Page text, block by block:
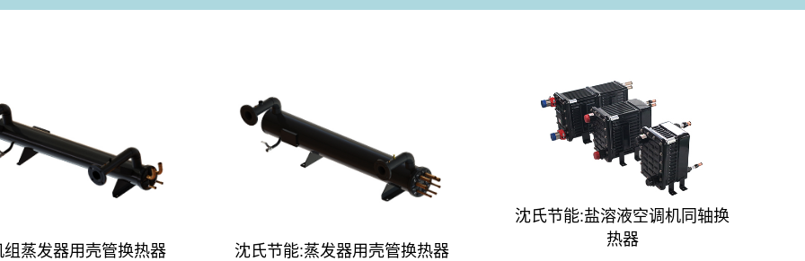
组蒸发器用壳管换热器 沈氏节能:蒸发器用壳管换热器
沈氏节能:盐溶液空调机同轴换
热器